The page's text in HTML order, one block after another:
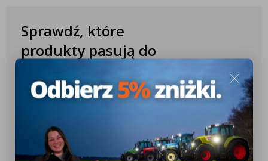
Sprawdź, które
produkty pasują do
✔️ Ponad 10.000 różnych konfiguracji
✔️ Ponad 2.600 różnych modeli
ciągników